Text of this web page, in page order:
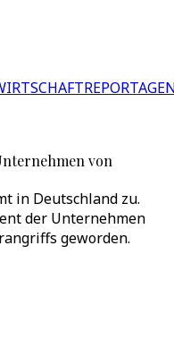
von
in Deutschland zu.
der Unternehmen
geworden.